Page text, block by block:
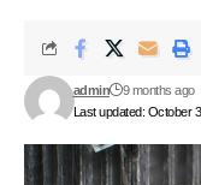
Last updated: October
admin 9 months ago